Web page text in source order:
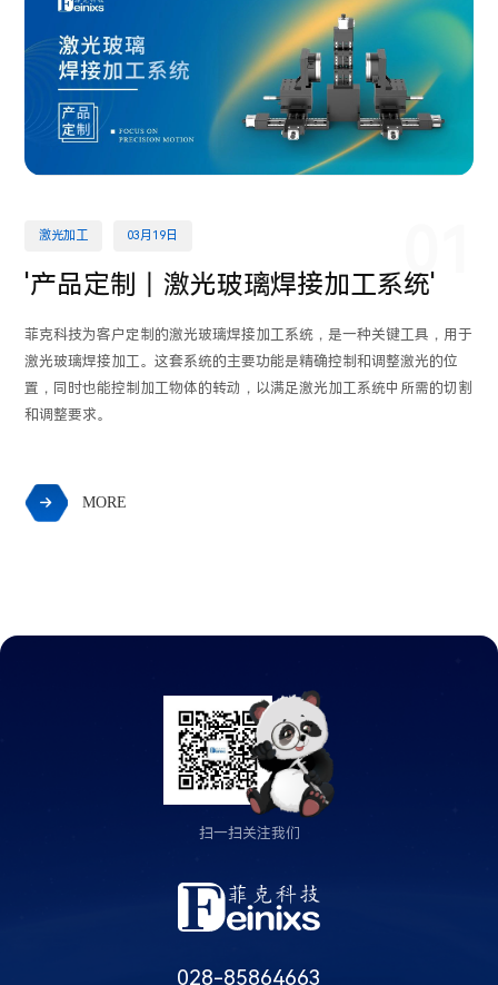
01
激光加工 03月19日
'产品定制丨激光玻璃焊接加工系统'
菲克科技为客户定制的激光玻璃焊接加工系统，是一种关键工具，用于
激光玻璃焊接加工。这套系统的主要功能是精确控制和调整激光的位
置，同时也能控制加工物体的转动，以满足激光加工系统中所需的切割
和调整要求。
 MORE
扫一扫关注我们
028-85864663